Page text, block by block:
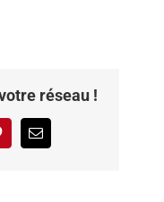
réseau !
PinterestEmail